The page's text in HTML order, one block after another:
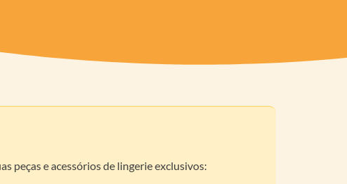
peças e acessórios de lingerie exclusivos: